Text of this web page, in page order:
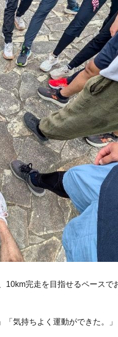
10km完走を目指せるペース
気持ちよく運動ができた。」